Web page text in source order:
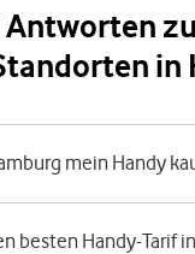
Antworten
in
mein Handy
answer
besten Handy-Tarif in
answer